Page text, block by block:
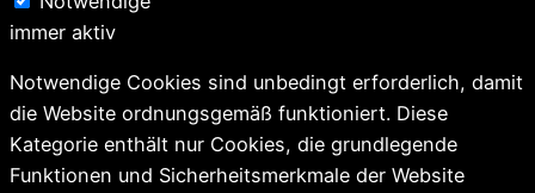
immer aktiv
Notwendige Cookies sind unbedingt erforderlich, damit
die Website ordnungsgemäß funktioniert. Diese
Kategorie enthält nur Cookies, die grundlegende
Funktionen und Sicherheitsmerkmale der Website